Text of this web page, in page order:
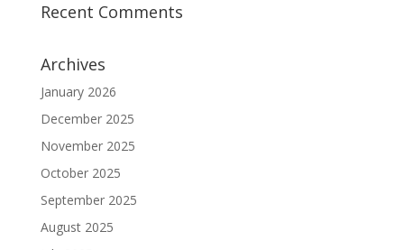
Recent Comments
Archives
January 2026
December 2025
November 2025
October 2025
September 2025
August 2025